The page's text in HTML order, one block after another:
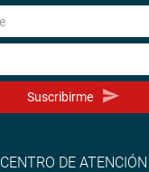
Suscribirme
CENTRO DE ATENCIÓN